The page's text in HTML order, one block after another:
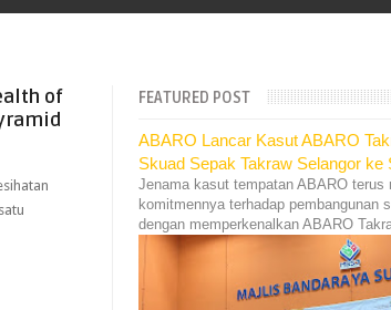
of
FEATURED POST
ABARO Lancar Kasut ABARO
Skuad Sepak Takraw Selangor ke
Jenama kasut tempatan ABARO terus
komitmennya terhadap pembangunan
dengan memperkenalkan ABARO